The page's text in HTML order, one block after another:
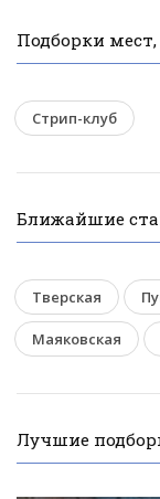
Подборки мест,
Стрип-клуб
Ближайшие
Тверская
Маяковская
Лучшие